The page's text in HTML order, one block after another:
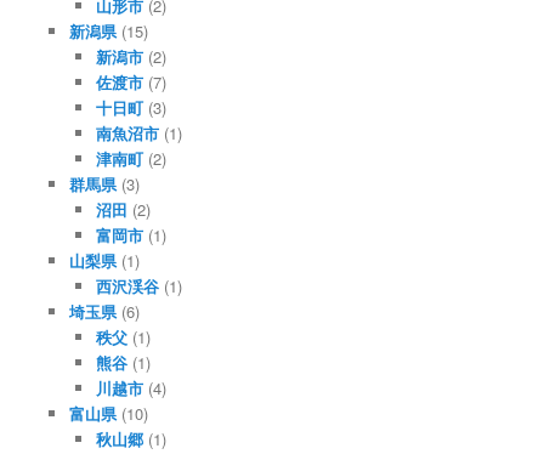
山形市 (2)
新潟県(15)
新潟市 (2)
佐渡市 (7)
十日町 (3)
南魚沼市 (1)
津南町 (2)
群馬県(3)
沼田 (2)
富岡市 (1)
山梨県(1)
西沢渓谷 (1)
埼玉県(6)
秩父 (1)
熊谷 (1)
川越市 (4)
富山県(10)
秋山郷 (1)